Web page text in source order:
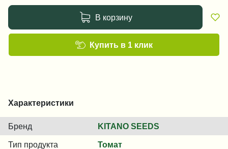
В корзину
Купить в 1 клик
Характеристики
Бренд KITANO SEEDS
Тип продукта Томат